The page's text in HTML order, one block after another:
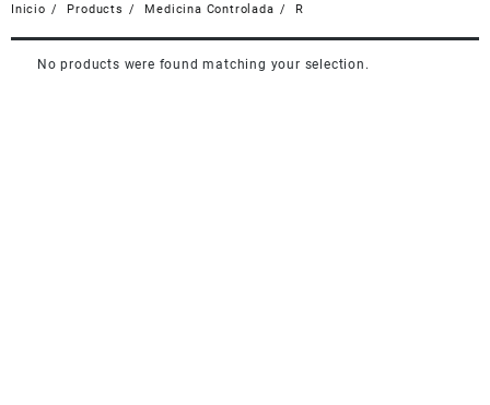
Inicio Products Medicina Controlada R
No products were found matching your selection.